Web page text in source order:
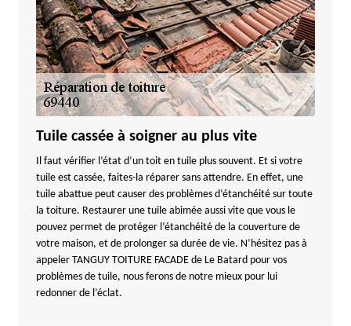
Tuile cassée à soigner au plus vite
Il faut vérifier l’état d’un toit en tuile plus souvent. Et si votre
tuile est cassée, faites-la réparer sans attendre. En effet, une
tuile abattue peut causer des problèmes d’étanchéité sur toute
la toiture. Restaurer une tuile abimée aussi vite que vous le
pouvez permet de protéger l’étanchéité de la couverture de
votre maison, et de prolonger sa durée de vie. N’hésitez pas à
appeler TANGUY TOITURE FACADE de Le Batard pour vos
problèmes de tuile, nous ferons de notre mieux pour lui
redonner de l’éclat.